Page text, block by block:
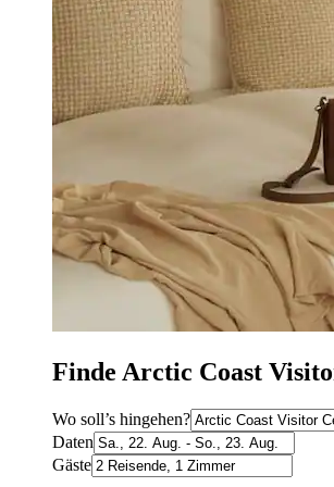
Finde Arctic Coast
Wo soll’s hingehen?
Daten
Gäste